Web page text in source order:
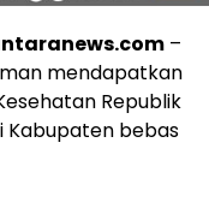
–
mendapatkan
Republik
Kabupaten bebas